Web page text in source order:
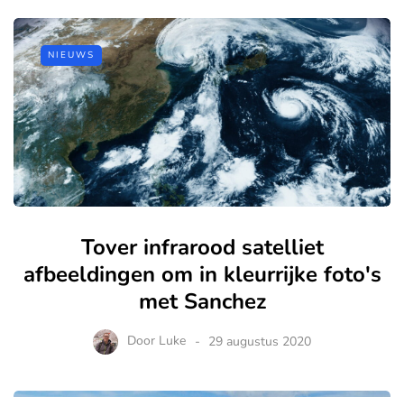
NIEUWS
Tover infrarood satelliet
afbeeldingen om in kleurrijke foto's
met Sanchez
Door Luke 29 augustus 2020